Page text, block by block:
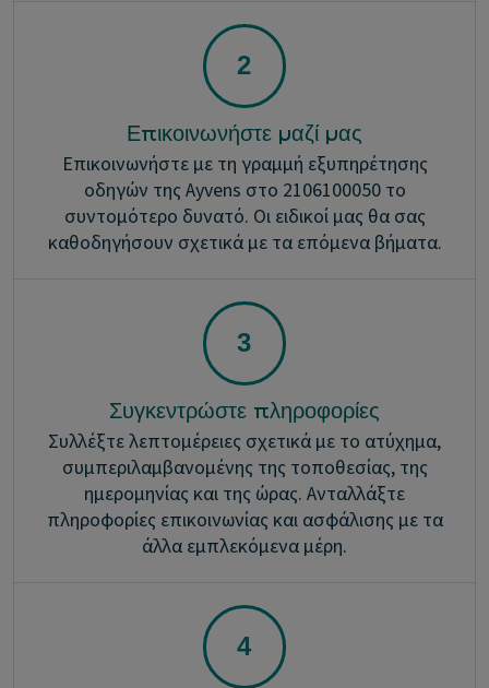
Επικοινωνήστε μαζί μας
Επικοινωνήστε με τη γραμμή εξυπηρέτησης
οδηγών της Ayvens στο 2106100050 το
συντομότερο δυνατό. Οι ειδικοί μας θα σας
καθοδηγήσουν σχετικά με τα επόμενα βήματα.
Συγκεντρώστε πληροφορίες
Συλλέξτε λεπτομέρειες σχετικά με το ατύχημα,
συμπεριλαμβανομένης της τοποθεσίας, της
ημερομηνίας και της ώρας. Ανταλλάξτε
πληροφορίες επικοινωνίας και ασφάλισης με τα
άλλα εμπλεκόμενα μέρη.